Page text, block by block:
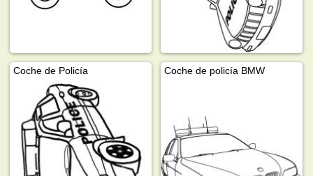
Coche de Policía Coche de policía BMW